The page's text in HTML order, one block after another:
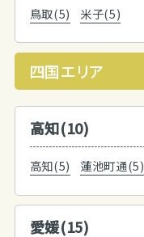
鳥取(5) 米子(5)
四国エリア
高知(10)
高知(5) 蓮池町通(5)
愛媛(15)